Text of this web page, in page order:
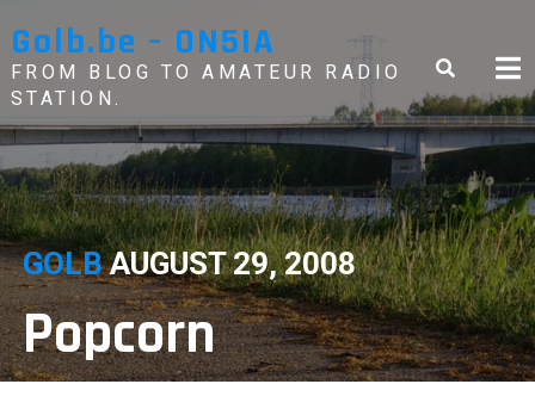
to
content
Golb.be – ON5IA
FROM BLOG TO AMATEUR RADIO
STATION.
GOLB AUGUST 29, 2008
Popcorn